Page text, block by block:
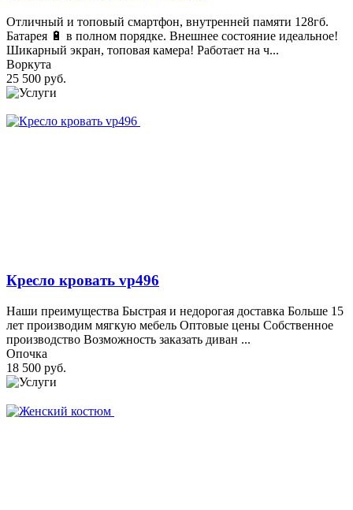
Отличный и топовый смартфон, внутренней памяти 128гб.
Батарея 🔋 в полном порядке. Внешнее состояние идеальное!
Шикарный экран, топовая камера! Работает на ч...
Воркута
25 500 руб.
Кресло кровать vp496
Наши преимущества Быстрая и недорогая доставка Больше 15
лет производим мягкую мебель Оптовые цены Собственное
производство Возможность заказать диван ...
Опочка
18 500 руб.